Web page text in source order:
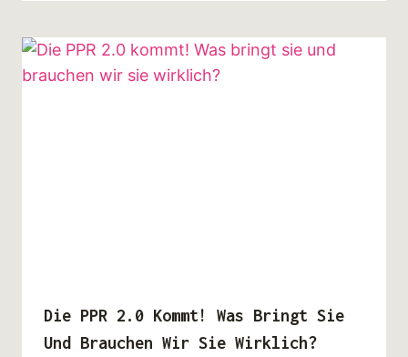
Die PPR 2.0 Kommt! Was Bringt Sie
Und Brauchen Wir Sie Wirklich?